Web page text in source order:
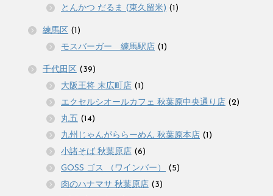
とんかつ だるま (東久留米) (1)
練馬区 (1)
モスバーガー 練馬駅店 (1)
千代田区 (39)
大阪王将 末広町店 (1)
エクセルシオールカフェ 秋葉原中央通り店 (2)
丸五 (14)
九州じゃんがららーめん 秋葉原本店 (1)
小諸そば 秋葉原店 (6)
GOSS ゴス （ワインバー）
(5)
肉のハナマサ 秋葉原店 (3)